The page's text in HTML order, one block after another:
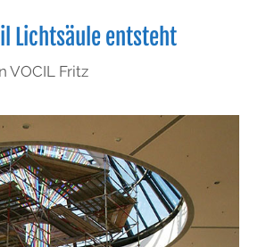
Lichtsäule entsteht
VOCIL Fritz